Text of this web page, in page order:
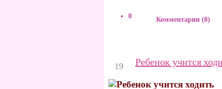
0 Комментарии (0)
19 Ребенок учится